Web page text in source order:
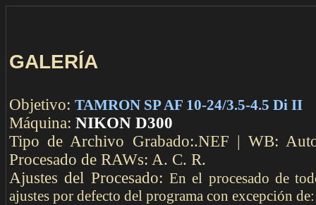
GALERÍA
Objetivo: TAMRON SP AF 10-24/3.5-4.5 Di II
Máquina: NIKON D300
Tipo de Archivo Grabado:.NEF | WB:
Procesado de RAWs: A. C. R.
Ajustes del Procesado: En el procesado de
ajustes por defecto del programa con excepción de: